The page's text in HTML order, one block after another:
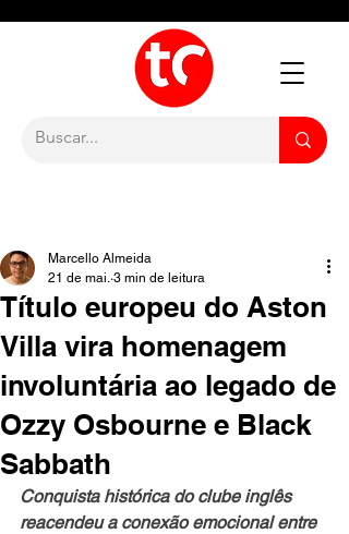
Título europeu do Aston
Villa vira homenagem
involuntária ao legado de
Ozzy Osbourne e Black
Sabbath
Marcello Almeida
21 de mai. 3 min de leitura
Conquista histórica do clube inglês
reacendeu a conexão emocional entre